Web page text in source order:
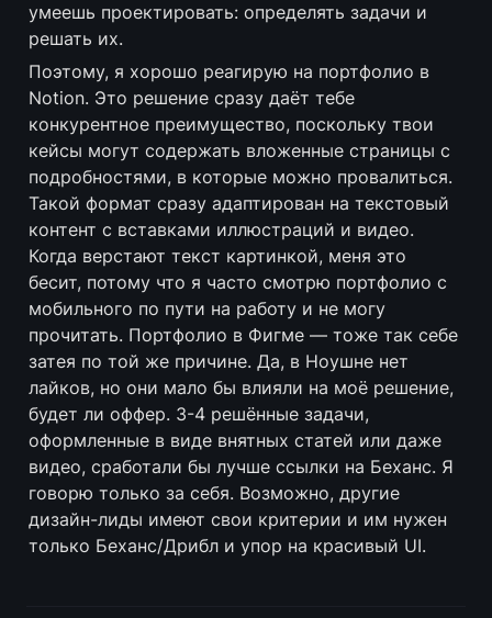
умеешь проектировать: определять задачи и
решать их.
Поэтому, я хорошо реагирую на портфолио в
Notion. Это решение сразу даёт тебе
конкурентное преимущество, поскольку твои
кейсы могут содержать вложенные страницы с
подробностями, в которые можно провалиться.
Такой формат сразу адаптирован на текстовый
контент с вставками иллюстраций и видео.
Когда верстают текст картинкой, меня это
бесит, потому что я часто смотрю портфолио с
мобильного по пути на работу и не могу
прочитать. Портфолио в Фигме — тоже так себе
затея по той же причине. Да, в Ноушне нет
лайков, но они мало бы влияли на моё решение,
будет ли оффер. 3-4 решённые задачи,
оформленные в виде внятных статей или даже
видео, сработали бы лучше ссылки на Беханс. Я
говорю только за себя. Возможно, другие
дизайн-лиды имеют свои критерии и им нужен
только Беханс/Дрибл и упор на красивый UI.